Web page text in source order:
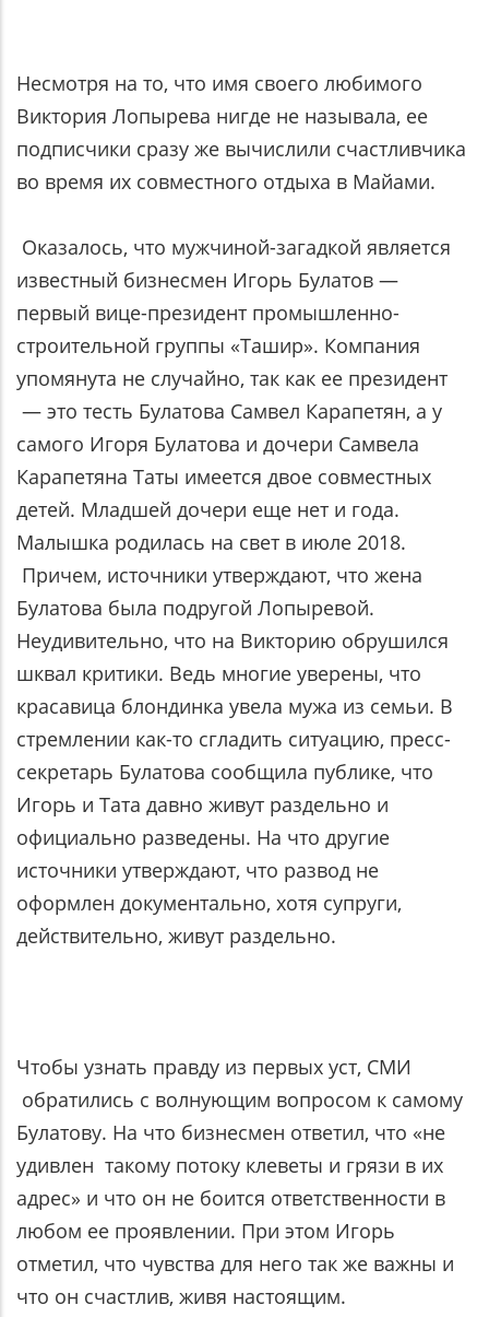
Несмотря на то, что имя своего любимого
Виктория Лопырева нигде не называла, ее
подписчики сразу же вычислили счастливчика
во время их совместного отдыха в Майами.
Оказалось, что мужчиной-загадкой является
известный бизнесмен Игорь Булатов —
первый вице-президент промышленно-
строительной группы «Ташир». Компания
упомянута не случайно, так как ее президент
— это тесть Булатова Самвел Карапетян, а у
самого Игоря Булатова и дочери Самвела
Карапетяна Таты имеется двое совместных
детей. Младшей дочери еще нет и года.
Малышка родилась на свет в июле 2018.
Причем, источники утверждают, что жена
Булатова была подругой Лопыревой.
Неудивительно, что на Викторию обрушился
шквал критики. Ведь многие уверены, что
красавица блондинка увела мужа из семьи. В
стремлении как-то сгладить ситуацию, пресс-
секретарь Булатова сообщила публике, что
Игорь и Тата давно живут раздельно и
официально разведены. На что другие
источники утверждают, что развод не
оформлен документально, хотя супруги,
действительно, живут раздельно.
Чтобы узнать правду из первых уст, СМИ
обратились с волнующим вопросом к самому
Булатову. На что бизнесмен ответил, что «не
удивлен такому потоку клеветы и грязи в их
адрес» и что он не боится ответственности в
любом ее проявлении. При этом Игорь
отметил, что чувства для него так же важны и
что он счастлив, живя настоящим.